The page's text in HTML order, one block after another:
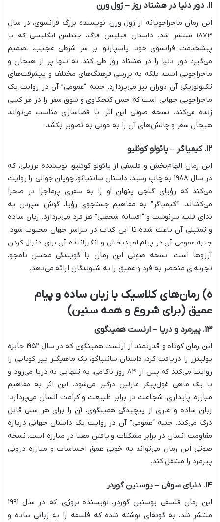
۱۱. دور دنیا در هشتاد روز – ژول ورن
این رمان ماجراجویانه از ژول ورن، نویسنده بزرگ فرانسوی، در سال
۱۸۷۳ منتشر شد. داستان فیلیس فاگ، جنتلمن انگلیسی که با
پیشخدمت فرانسوی خود، پاسپارتو، بر سر شرطی عجیب، تصمیم
می‌گیرد دور دنیا را در هشتاد روز طی کند، نه تنها پر از هیجان و
ماجراجویی است، بلکه به بررسی فرهنگ‌های مختلف و پیشرفت‌های
تکنولوژیکی آن دوران نیز می‌پردازد. جنبه “عمومی” آن در روایت یک
ماجراجویی جهانی است که حس کنجکاوی و شوق سفر را در هر کسی
زنده می‌کند. نسخه صوتی این اثر، با فضاسازی مناسب می‌تواند
هیجان سفر و چالش‌های آن را به خوبی به تصویر بکشد.
۱۲. کیمیاگر – پائولو کوئلیو
این رمان الهام‌بخش و فلسفی از پائولو کوئلیو، نویسنده برزیلی، که
در سال ۱۹۸۸ به چاپ رسید، داستان سانتیاگو، چوپان جوانی را روایت
می‌کند که رؤیای گنجی پنهان او را به سفری پرماجرا در صحرا
می‌کشاند. “کیمیاگر” به مفاهیم جستجوی رؤیا، گوش سپردن به
ندای قلب، سرنوشت و “افسانه شخصی” هر فرد می‌پردازد. زبان ساده
و تمثیلی آن باعث شده تا این کتاب در سراسر جهان محبوب شود.
جنبه عمومی آن در پیام امیدبخش و انگیزاننده آن برای دنبال کردن
آرزوها است. نسخه صوتی این رمان با گویندگی محسن نامجو،
تجربه‌ای منحصر به فرد و عمیق را به شنوندگان ارائه می‌دهد.
ه) رمان‌های کلاسیک با زبان ساده و پیام
عمیق (برای شروع و همه سنین)
۱۳. پیرمرد و دریا – ارنست همینگوی
این رمان کوتاه و قدرتمند از ارنست همینگوی که در سال ۱۹۵۲ جایزه
پولیتزر را دریافت کرد، داستان سانتیاگو، یک ماهیگیر پیر کوبایی را
روایت می‌کند که پس از ۸۴ روز ناکامی، به تنهایی به دریا می‌رود و
با یک ماهی غول‌پیکر مارلین درگیر می‌شود. این اثر به مفاهیم
مبارزه، پایداری، شجاعت در برابر طبیعت و کرامت انسان می‌پردازد.
زبان ساده و عاری از پیچیدگی همینگوی، آن را برای هر سنی قابل
درک می‌کند. جنبه “عمومی” آن در روایت یک داستان جهانی درباره
مقاومت انسان در برابر مشکلات و یافتن معنا در مبارزه است. نسخه
صوتی این رمان می‌تواند به خوبی عمق احساسات و مبارزه درونی
پیرمرد را منتقل کند.
۱۴. دنیای سوفی – یوستین گوردر
این رمان فلسفی یوستین گوردر، نویسنده نروژی، که در سال ۱۹۹۱
منتشر شد، به گونه‌ای نوشته شده که فلسفه را به زبانی ساده و